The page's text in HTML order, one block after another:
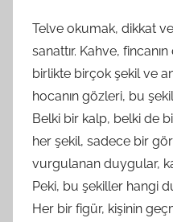
Telve okumak, dikkat
sanattır. Kahve, fincanın
birlikte birçok şekil ve
hocanın gözleri, bu
Belki bir kalp, belki de
her şekil, sadece bir
vurgulanan duygular,
Peki, bu şekiller hangi
Her bir figür, kişinin